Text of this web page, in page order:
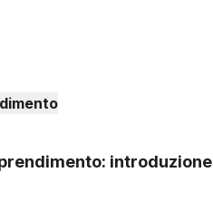
introduzione